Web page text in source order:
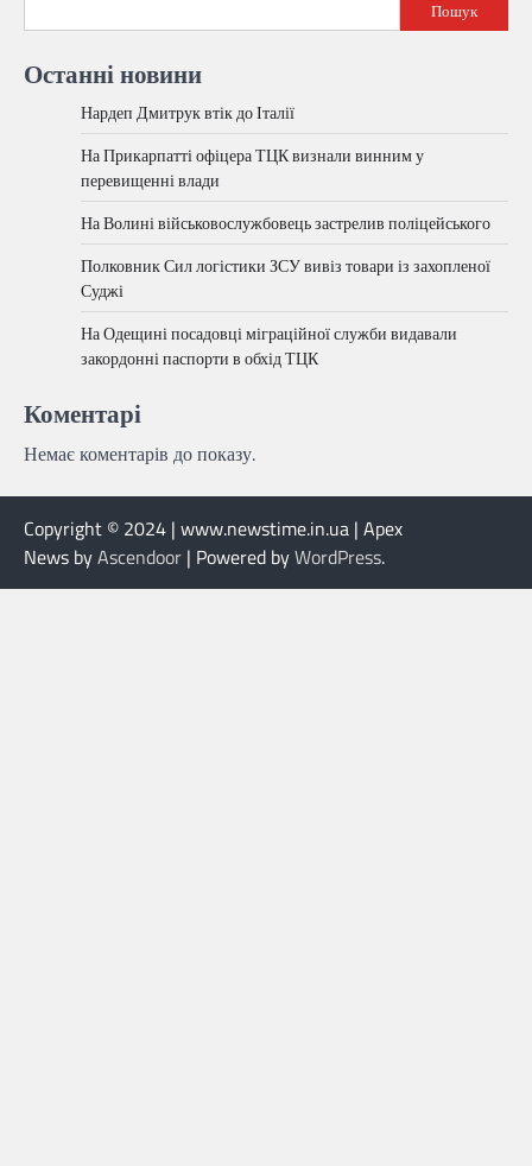
Пошук
Останні новини
Нардеп Дмитрук втік до Італії
На Прикарпатті офіцера ТЦК визнали винним у
перевищенні влади
На Волині військовослужбовець застрелив поліцейського
Полковник Сил логістики ЗСУ вивіз товари із захопленої
Суджі
На Одещині посадовці міграційної служби видавали
закордонні паспорти в обхід ТЦК
Коментарі
Немає коментарів до показу.
Copyright © 2024 | www.newstime.in.ua | Apex
News byAscendoor | Powered byWordPress.